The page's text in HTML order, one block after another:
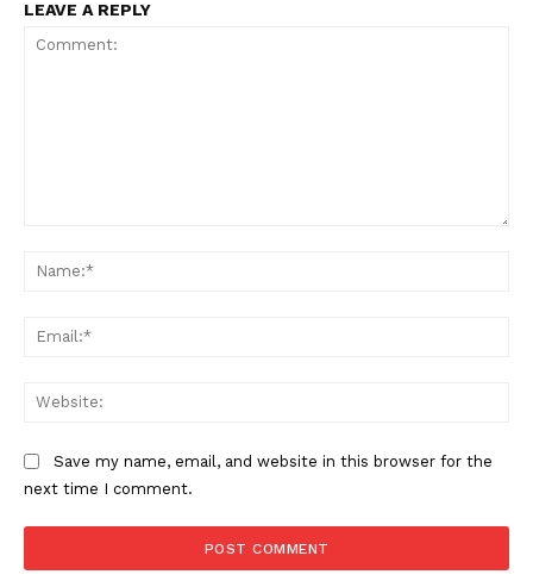
LEAVE A REPLY
Save my name, email, and website in this browser for the
next time I comment.